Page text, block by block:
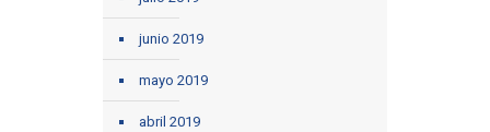
junio 2019
mayo 2019
abril 2019